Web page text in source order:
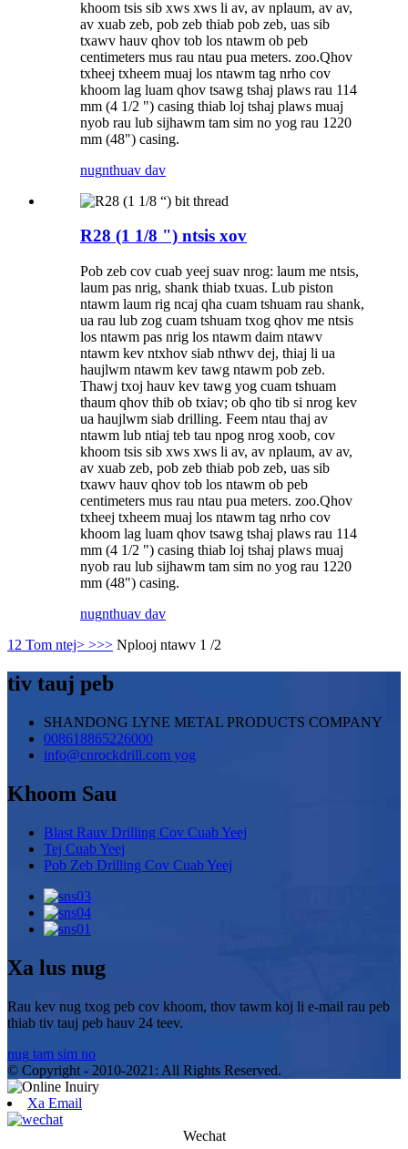
khoom tsis sib xws xws li av, av nplaum, av av,
av xuab zeb, pob zeb thiab pob zeb, uas sib
txawv hauv qhov tob los ntawm ob peb
centimeters mus rau ntau pua meters. zoo.Qhov
txheej txheem muaj los ntawm tag nrho cov
khoom lag luam qhov tsawg tshaj plaws rau 114
mm (4 1/2 ") casing thiab loj tshaj plaws muaj
nyob rau lub sijhawm tam sim no yog rau 1220
mm (48") casing.
nugnthuav dav
R28 (1 1/8 ") ntsis xov
Pob zeb cov cuab yeej suav nrog: laum me ntsis,
laum pas nrig, shank thiab txuas. Lub piston
ntawm laum rig ncaj qha cuam tshuam rau shank,
ua rau lub zog cuam tshuam txog qhov me ntsis
los ntawm pas nrig los ntawm daim ntawv
ntawm kev ntxhov siab nthwv dej, thiaj li ua
haujlwm ntawm kev tawg ntawm pob zeb.
Thawj txoj hauv kev tawg yog cuam tshuam
thaum qhov thib ob txiav; ob qho tib si nrog kev
ua haujlwm siab drilling. Feem ntau thaj av
ntawm lub ntiaj teb tau npog nrog xoob, cov
khoom tsis sib xws xws li av, av nplaum, av av,
av xuab zeb, pob zeb thiab pob zeb, uas sib
txawv hauv qhov tob los ntawm ob peb
centimeters mus rau ntau pua meters. zoo.Qhov
txheej txheem muaj los ntawm tag nrho cov
khoom lag luam qhov tsawg tshaj plaws rau 114
mm (4 1/2 ") casing thiab loj tshaj plaws muaj
nyob rau lub sijhawm tam sim no yog rau 1220
mm (48") casing.
nugnthuav dav
1 2 Tom ntej> >>> Nplooj ntawv 1 /2
tiv tauj peb
SHANDONG LYNE METAL PRODUCTS COMPANY
008618865226000
info@cnrockdrill.com yog
Khoom Sau
Blast Rauv Drilling Cov Cuab Yeej
Tej Cuab Yeej
Pob Zeb Drilling Cov Cuab Yeej
Xa lus nug
Rau kev nug txog peb cov khoom, thov tawm koj li e-mail rau peb
thiab tiv tauj peb hauv 24 teev.
nug tam sim no
© Copyright - 2010-2021: All Rights Reserved.
Xa Email
Wechat